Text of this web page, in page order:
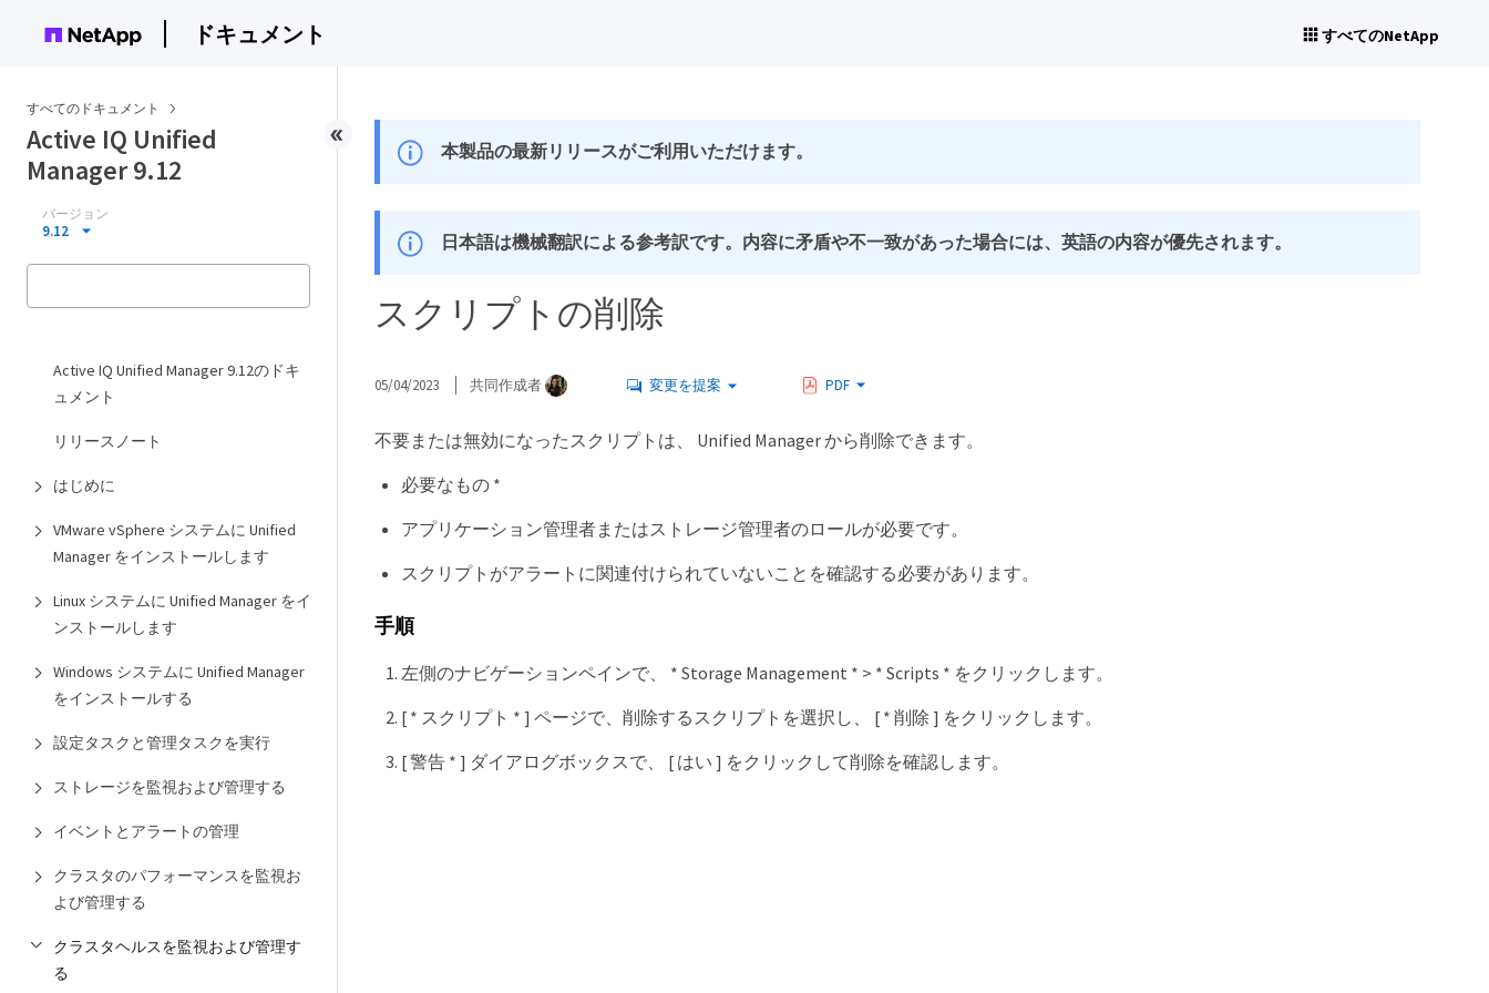
ドキュメント すべてのNetApp
すべてのドキュメント
Active IQ Unified
Manager 9.12
バージョン
9.12
Active IQ Unified Manager 9.12のドキ
ュメント
リリースノート
はじめに
VMware vSphere システムに Unified
Manager をインストールします
Linux システムに Unified Manager をイ
ンストールします
Windows システムに Unified Manager
をインストールする
設定タスクと管理タスクを実行
ストレージを監視および管理する
イベントとアラートの管理
クラスタのパフォーマンスを監視お
よび管理する
クラスタヘルスを監視および管理す
る
本製品の最新リリースがご利用いただけます。
日本語は機械翻訳による参考訳です。内容に矛盾や不一致があった場合には、英語の内容が優先されます。
スクリプトの削除
05/04/2023 共同作成者 変更を提案 PDF
不要または無効になったスクリプトは、 Unified Manager から削除できます。
必要なもの *
アプリケーション管理者またはストレージ管理者のロールが必要です。
スクリプトがアラートに関連付けられていないことを確認する必要があります。
手順
左側のナビゲーションペインで、 * Storage Management * > * Scripts * をクリックします。
[ * スクリプト * ] ページで、削除するスクリプトを選択し、 [ * 削除 ] をクリックします。
[ 警告 * ] ダイアログボックスで、 [ はい ] をクリックして削除を確認します。